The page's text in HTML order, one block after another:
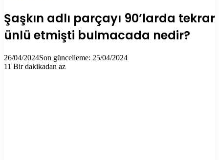
Şaşkın adlı parçayı 90’larda tekrar
ünlü etmişti bulmacada nedir?
26/04/2024Son güncelleme: 25/04/2024
11 Bir dakikadan az